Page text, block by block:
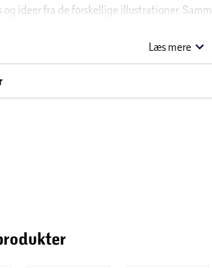
ideer fra de forskellige illustrationer.
Læs mere